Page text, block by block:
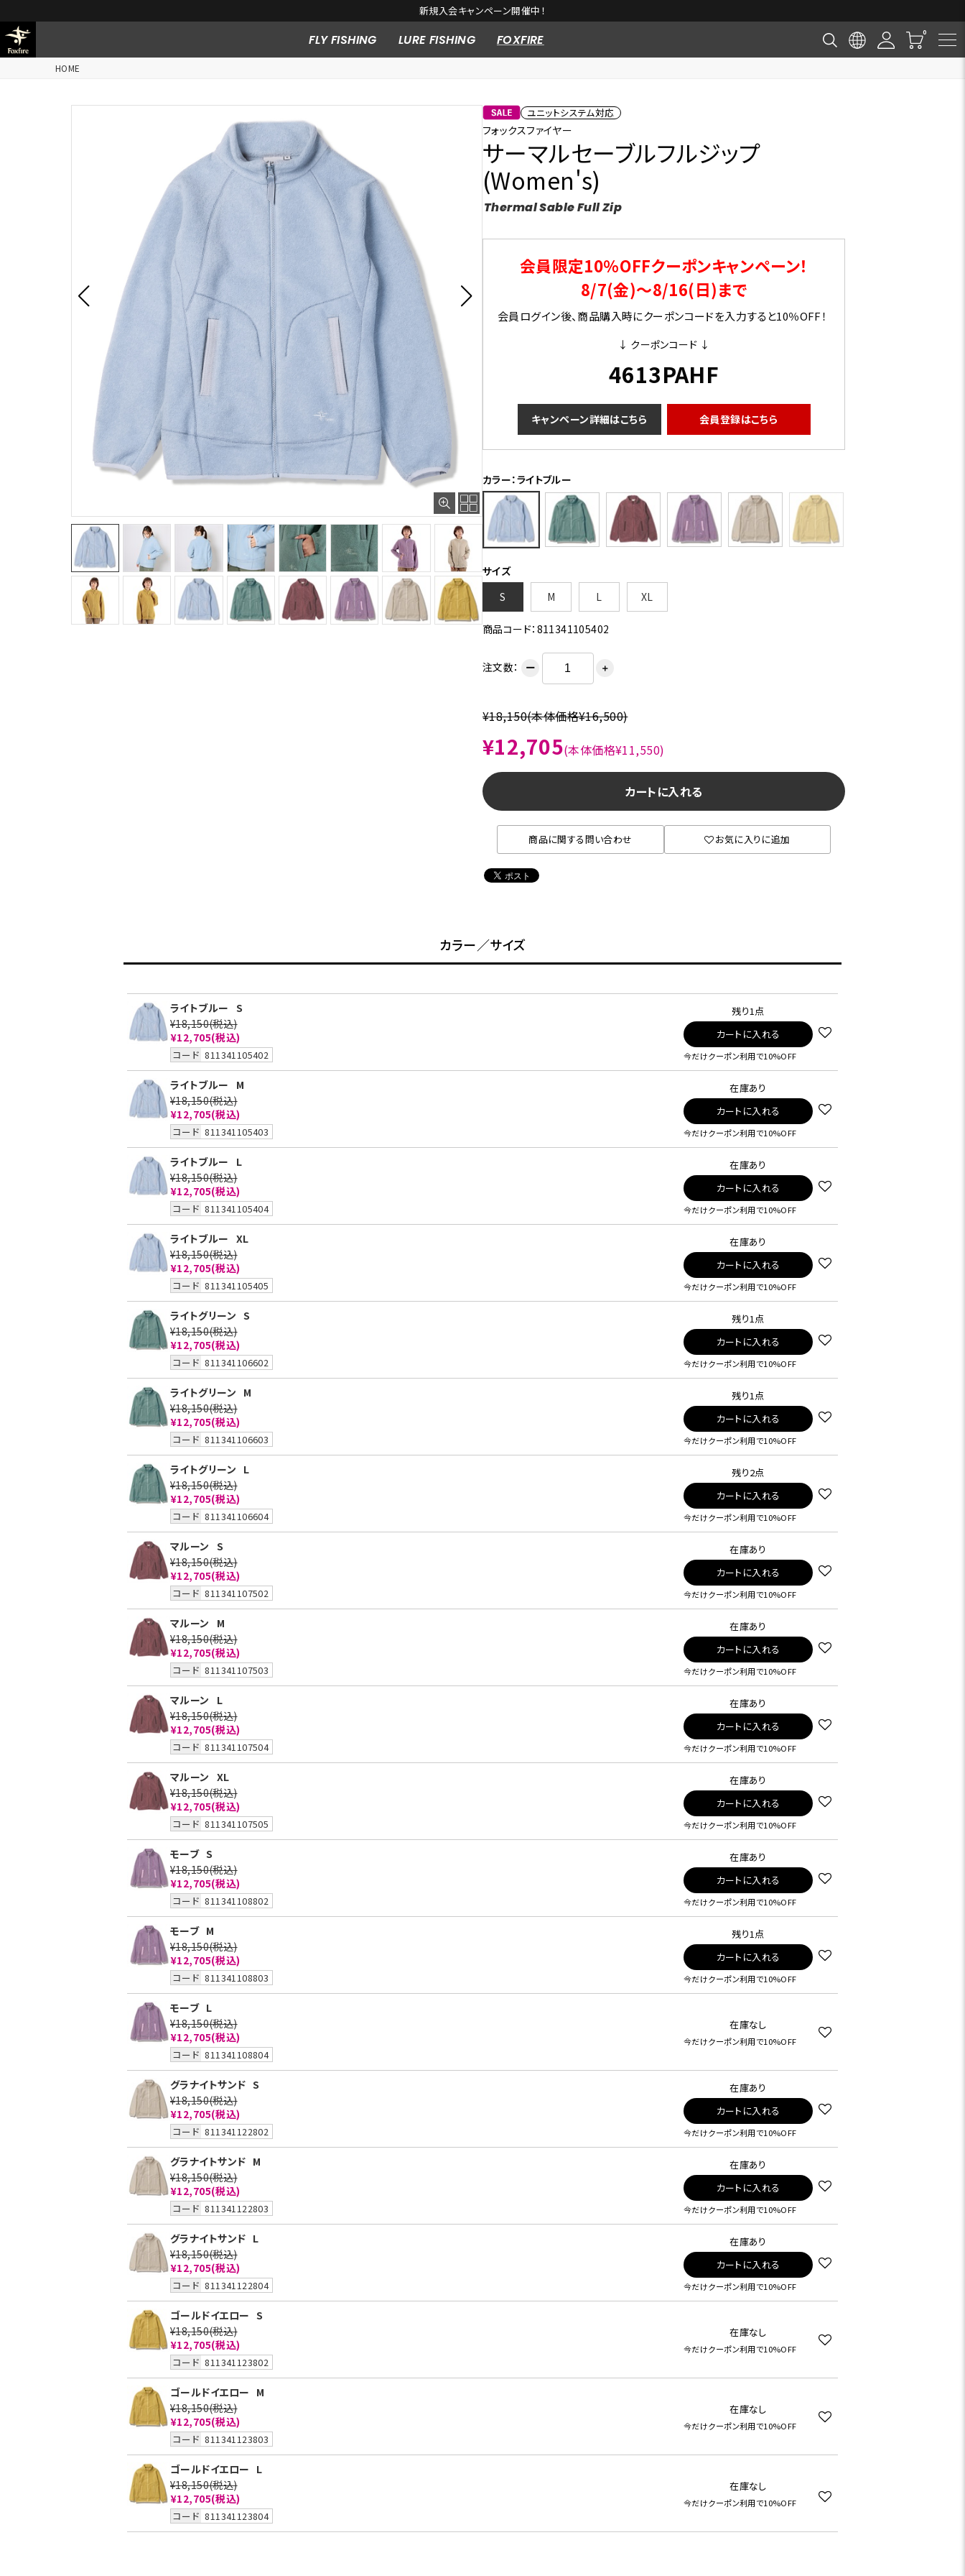
新規入会キャンペーン開催中！
FLY FISHING LURE FISHING FOXFIRE
HOME
ユニットシステム対応
フォックスファイヤー
サーマルセーブルフルジップ
(Women's)
Thermal Sable Full Zip
会員限定10％OFFクーポンキャンペーン！
8/7(金)～8/16(日)まで
会員ログイン後、商品購入時にクーポンコードを入力すると10％OFF！
↓ クーポンコード ↓
4613PAHF
キャンペーン詳細はこちら 会員登録はこちら
カラー：ライトブルー
サイズ
S
M L XL
商品コード：811341105402
注文数： ー ＋
¥18,150(本体価格¥16,500)
¥12,705(本体価格¥11,550)
カートに入れる
商品に関する問い合わせ お気に入りに追加
カラー／サイズ
ライトブルー S
¥18,150(税込)
¥12,705(税込)
コード 811341105402
残り1点
カートに入れる
今だけクーポン利用で10%OFF
ライトブルー
M
¥18,150(税込)
¥12,705(税込)
コード 811341105403
在庫あり
カートに入れる
今だけクーポン利用で10%OFF
ライトブルー
L
¥18,150(税込)
¥12,705(税込)
コード 811341105404
在庫あり
カートに入れる
今だけクーポン利用で10%OFF
ライトブルー XL
¥18,150(税込)
¥12,705(税込)
コード 811341105405
在庫あり
カートに入れる
今だけクーポン利用で10%OFF
ライトグリーン S
¥18,150(税込)
¥12,705(税込)
コード 811341106602
残り1点
カートに入れる
今だけクーポン利用で10%OFF
ライトグリーン M
¥18,150(税込)
¥12,705(税込)
コード 811341106603
残り1点
カートに入れる
今だけクーポン利用で10%OFF
ライトグリーン L
¥18,150(税込)
¥12,705(税込)
コード 811341106604
残り2点
カートに入れる
今だけクーポン利用で10%OFF
マルーン S
¥18,150(税込)
¥12,705(税込)
コード 811341107502
在庫あり
カートに入れる
今だけクーポン利用で10%OFF
マルーン
M
¥18,150(税込)
¥12,705(税込)
コード 811341107503
在庫あり
カートに入れる
今だけクーポン利用で10%OFF
マルーン
L
¥18,150(税込)
¥12,705(税込)
コード 811341107504
在庫あり
カートに入れる
今だけクーポン利用で10%OFF
マルーン XL
¥18,150(税込)
¥12,705(税込)
コード 811341107505
在庫あり
カートに入れる
今だけクーポン利用で10%OFF
モーブ S
¥18,150(税込)
¥12,705(税込)
コード 811341108802
在庫あり
カートに入れる
今だけクーポン利用で10%OFF
モーブ M
¥18,150(税込)
¥12,705(税込)
コード 811341108803
残り1点
カートに入れる
今だけクーポン利用で10%OFF
モーブ L
¥18,150(税込)
¥12,705(税込)
コード 811341108804
在庫なし
今だけクーポン利用で10%OFF
グラナイトサンド S
¥18,150(税込)
¥12,705(税込)
コード 811341122802
在庫あり
カートに入れる
今だけクーポン利用で10%OFF
グラナイトサンド M
¥18,150(税込)
¥12,705(税込)
コード 811341122803
在庫あり
カートに入れる
今だけクーポン利用で10%OFF
グラナイトサンド L
¥18,150(税込)
¥12,705(税込)
コード 811341122804
在庫あり
カートに入れる
今だけクーポン利用で10%OFF
ゴールドイエロー S
¥18,150(税込)
¥12,705(税込)
コード 811341123802
在庫なし
今だけクーポン利用で10%OFF
ゴールドイエロー M
¥18,150(税込)
¥12,705(税込)
コード 811341123803
在庫なし
今だけクーポン利用で10%OFF
ゴールドイエロー L
¥18,150(税込)
¥12,705(税込)
コード 811341123804
在庫なし
今だけクーポン利用で10%OFF